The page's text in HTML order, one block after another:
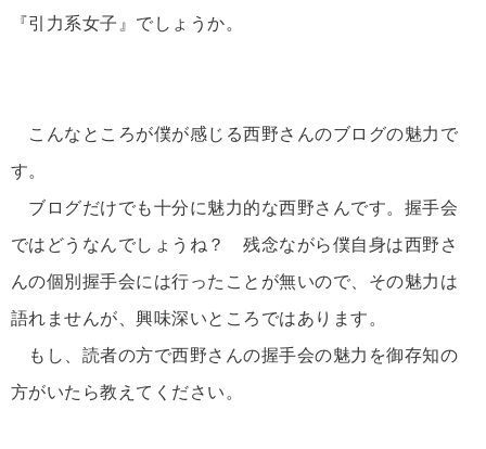
『引力系女子』でしょうか。
こんなところが僕が感じる西野さんのブログの魅力で
す。
ブログだけでも十分に魅力的な西野さんです。握手会
ではどうなんでしょうね？ 残念ながら僕自身は西野さ
んの個別握手会には行ったことが無いので、その魅力は
語れませんが、興味深いところではあります。
もし、読者の方で西野さんの握手会の魅力を御存知の
方がいたら教えてください。